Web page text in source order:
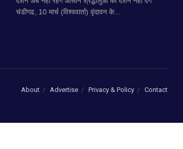
चंडीगढ, 10 मार्च (विश्ववार्ता) वृंदावन के...
About Advertise Privacy & Policy Contact